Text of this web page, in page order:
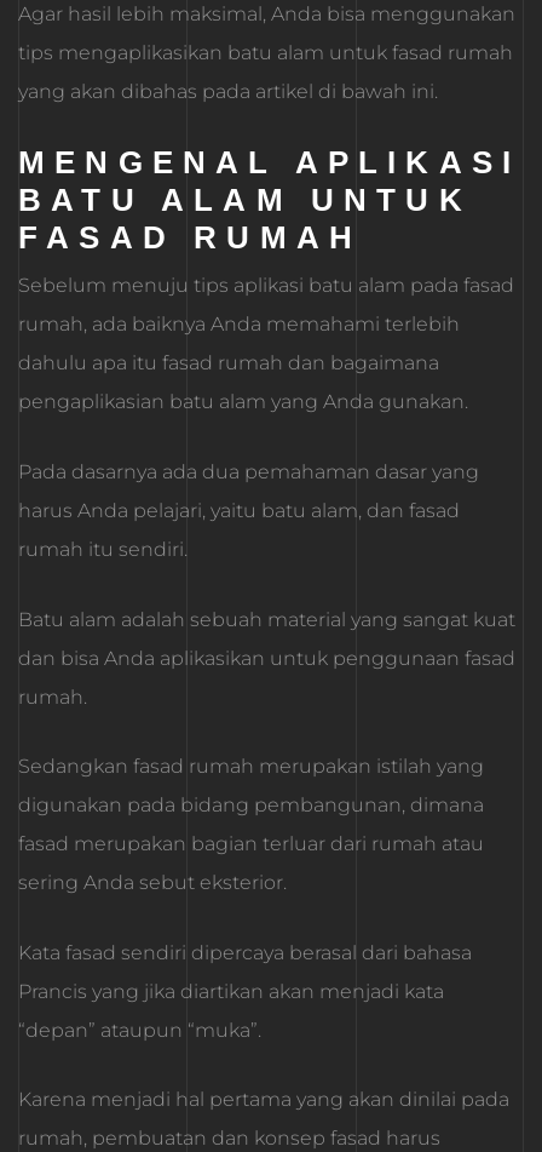
Agar hasil lebih maksimal, Anda bisa menggunakan
tips mengaplikasikan batu alam untuk fasad rumah
yang akan dibahas pada artikel di bawah ini.
MENGENAL APLIKASI
BATU ALAM UNTUK
FASAD RUMAH
Sebelum menuju tips aplikasi batu alam pada fasad
rumah, ada baiknya Anda memahami terlebih
dahulu apa itu fasad rumah dan bagaimana
pengaplikasian batu alam yang Anda gunakan.
Pada dasarnya ada dua pemahaman dasar yang
harus Anda pelajari, yaitu batu alam, dan fasad
rumah itu sendiri.
Batu alam adalah sebuah material yang sangat kuat
dan bisa Anda aplikasikan untuk penggunaan fasad
rumah.
Sedangkan fasad rumah merupakan istilah yang
digunakan pada bidang pembangunan, dimana
fasad merupakan bagian terluar dari rumah atau
sering Anda sebut eksterior.
Kata fasad sendiri dipercaya berasal dari bahasa
Prancis yang jika diartikan akan menjadi kata
“depan” ataupun “muka”.
Karena menjadi hal pertama yang akan dinilai pada
rumah, pembuatan dan konsep fasad harus